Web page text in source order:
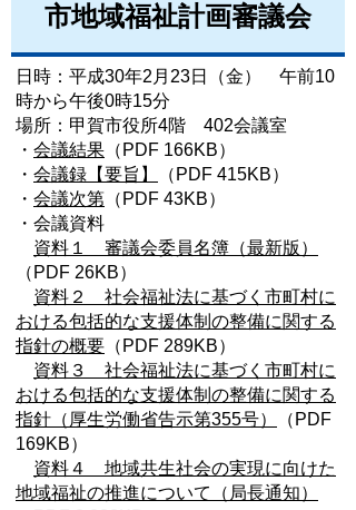
市地域福祉計画審議会
日時：平成30年2月23日（金） 午前10
時から午後0時15分
場所：甲賀市役所4階 402会議室
・ 会議結果 （PDF 166KB）
・ 会議録【要旨】
（PDF 415KB）
・ 会議次第 （PDF 43KB）
・会議資料
資料１ 審議会委員名簿（最新版）
（PDF 26KB）
資料２ 社会福祉法に基づく市町村に
おける包括的な支援体制の整備に関する
指針の概要 （PDF 289KB）
資料３ 社会福祉法に基づく市町村に
おける包括的な支援体制の整備に関する
指針（厚生労働省告示第355号）
（PDF
169KB）
資料４ 地域共生社会の実現に向けた
地域福祉の推進について（局長通知）